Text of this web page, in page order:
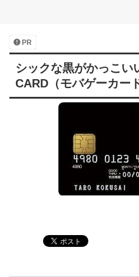
PR
シックな黒がかっこい
CARD（モバゲーカー